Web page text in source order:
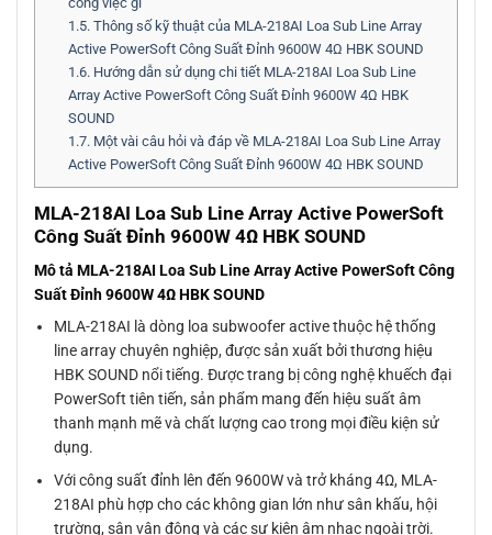
1.5.Thông số kỹ thuật của MLA-218AI Loa Sub Line Array
Active PowerSoft Công Suất Đỉnh 9600W 4Ω HBK SOUND
1.6.Hướng dẫn sử dụng chi tiết MLA-218AI Loa Sub Line
Array Active PowerSoft Công Suất Đỉnh 9600W 4Ω HBK
SOUND
1.7.Một vài câu hỏi và đáp về MLA-218AI Loa Sub Line Array
Active PowerSoft Công Suất Đỉnh 9600W 4Ω HBK SOUND
MLA-218AI Loa Sub Line Array Active PowerSoft
Công Suất Đỉnh 9600W 4Ω HBK SOUND
Mô tả MLA-218AI Loa Sub Line Array Active PowerSoft Công
Suất Đỉnh 9600W 4Ω HBK SOUND
MLA-218AI là dòng loa subwoofer active thuộc hệ thống
line array chuyên nghiệp, được sản xuất bởi thương hiệu
HBK SOUND nổi tiếng. Được trang bị công nghệ khuếch đại
PowerSoft tiên tiến, sản phẩm mang đến hiệu suất âm
thanh mạnh mẽ và chất lượng cao trong mọi điều kiện sử
dụng.
Với công suất đỉnh lên đến 9600W và trở kháng 4Ω, MLA-
218AI phù hợp cho các không gian lớn như sân khấu, hội
trường, sân vận động và các sự kiện âm nhạc ngoài trời.